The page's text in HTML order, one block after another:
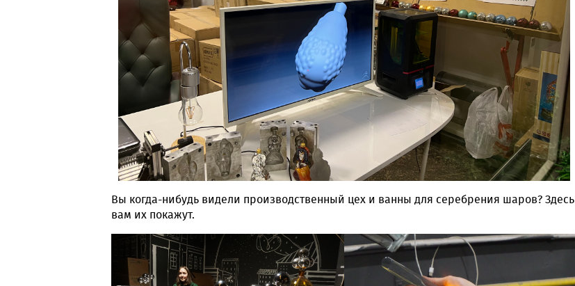
Вы когда-нибудь видели производственный цех и ванны для серебрения шаров? Здесь
вам их покажут.